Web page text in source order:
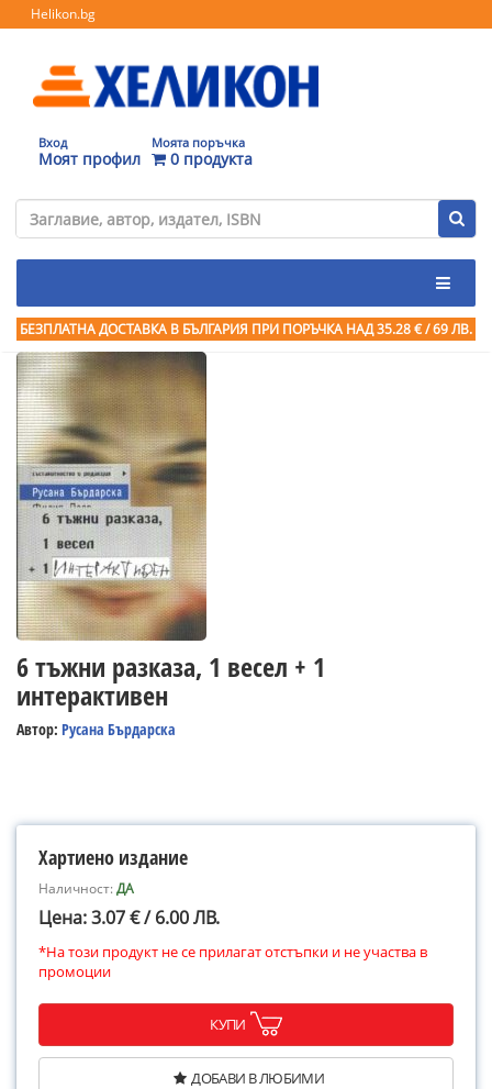
Helikon.bg
Вход
Моят профил
Моята поръчка
0 продукта
БЕЗПЛАТНА ДОСТАВКА В БЪЛГАРИЯ ПРИ ПОРЪЧКА НАД 35.28 € / 69 ЛВ.
6 тъжни разказа, 1 весел + 1
интерактивен
Автор: Русана Бърдарска
Хартиено издание
Наличност:ДА
Цена: 3.07 € / 6.00 ЛВ.
*На този продукт не се прилагат отстъпки и не участва в
промоции
КУПИ
ДОБАВИ В ЛЮБИМИ